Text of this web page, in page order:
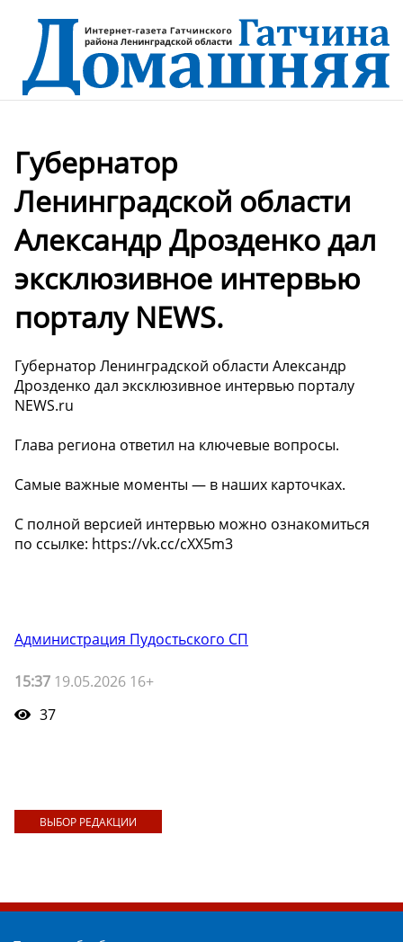
Губернатор
Ленинградской области
Александр Дрозденко дал
эксклюзивное интервью
порталу NEWS.
Губернатор Ленинградской области Александр
Дрозденко дал эксклюзивное интервью порталу
NEWS.ru
Глава региона ответил на ключевые вопросы.
Самые важные моменты — в наших карточках.
С полной версией интервью можно ознакомиться
по ссылке: https://vk.cc/cXX5m3
Администрация Пудостьского СП
15:37 19.05.2026 16+
37
ВЫБОР РЕДАКЦИИ